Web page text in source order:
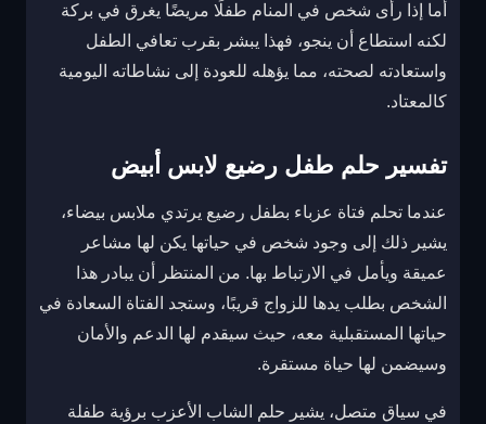
أما إذا رأى شخص في المنام طفلًا مريضًا يغرق في بركة
لكنه استطاع أن ينجو، فهذا يبشر بقرب تعافي الطفل
واستعادته لصحته، مما يؤهله للعودة إلى نشاطاته اليومية
كالمعتاد.
تفسير حلم طفل رضيع لابس أبيض
عندما تحلم فتاة عزباء بطفل رضيع يرتدي ملابس بيضاء،
يشير ذلك إلى وجود شخص في حياتها يكن لها مشاعر
عميقة ويأمل في الارتباط بها. من المنتظر أن يبادر هذا
الشخص بطلب يدها للزواج قريبًا، وستجد الفتاة السعادة في
حياتها المستقبلية معه، حيث سيقدم لها الدعم والأمان
وسيضمن لها حياة مستقرة.
في سياق متصل، يشير حلم الشاب الأعزب برؤية طفلة